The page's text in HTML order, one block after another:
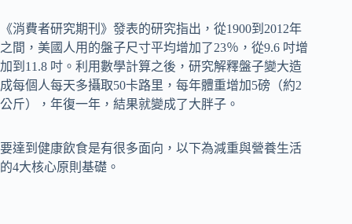
《消費者研究期刊》發表的研究指出，從1900到2012年
之間，美國人用的盤子尺寸平均增加了23％，從9.6 吋增
加到11.8 吋。利用數學計算之後，研究解釋盤子變大造
成每個人每天多攝取50卡路里，每年體重增加5磅（約2
公斤），年復一年，結果就變成了大胖子。
要達到健康飲食是有很多面向，以下為減重與營養生活
的4大核心原則基礎。